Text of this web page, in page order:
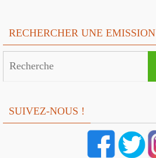
RECHERCHER UNE EMISSION
SUIVEZ-NOUS !